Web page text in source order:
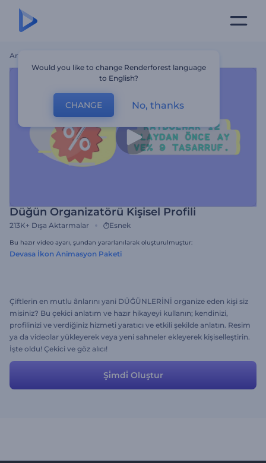
Ana Sayfa
Düğün Organizatörü Kişisel Profili
213K+ Dışa Aktarmalar Esnek
Bu hazır video ayarı, şundan yararlanılarak oluşturulmuştur:
Devasa İkon Animasyon Paketi
Çiftlerin en mutlu ânlarını yani DÜĞÜNLERİNİ organize eden kişi siz
misiniz? Bu çekici anlatım ve hazır hikayeyi kullanın; kendinizi,
profilinizi ve verdiğiniz hizmeti yaratıcı ve etkili şekilde anlatın. Resim
ya da videolar yükleyerek veya yeni sahneler ekleyerek kişiselleştirin.
İşte oldu! Çekici ve göz alıcı!
Şi̇mdi̇ Oluştur
Would you like to change Renderforest language
to English?
CHANGE No, thanks